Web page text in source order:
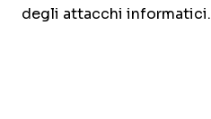
degli attacchi informatici.